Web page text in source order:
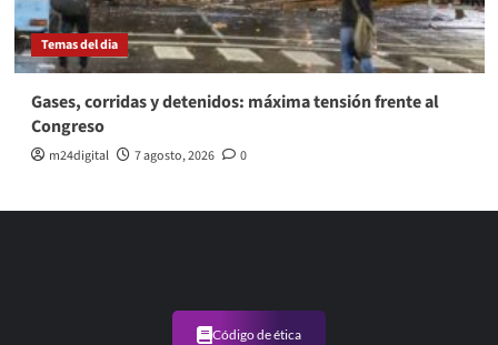
Temas del dia
Gases, corridas y detenidos: máxima tensión frente al
Congreso
m24digital 7 agosto, 2026 0
Código de ética